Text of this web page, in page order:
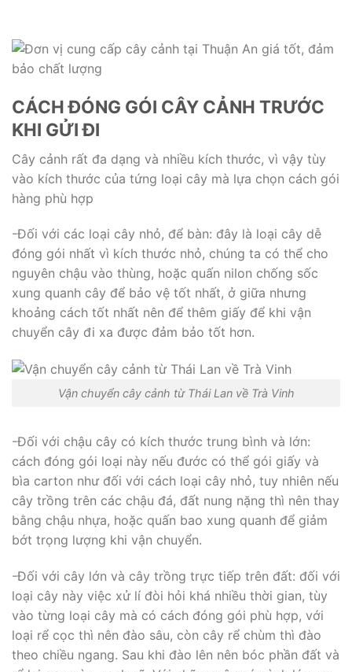
CÁCH ĐÓNG GÓI CÂY CẢNH TRƯỚC
KHI GỬI ĐI
Cây cảnh rất đa dạng và nhiều kích thước, vì vậy tùy
vào kích thước của tứng loại cây mà lựa chọn cách gói
hàng phù hợp
-Đối với các loại cây nhỏ, để bàn: đây là loại cây dễ
đóng gói nhất vì kích thước nhỏ, chúng ta có thể cho
nguyên chậu vào thùng, hoặc quấn nilon chống sốc
xung quanh cây để bảo vệ tốt nhất, ở giữa nhưng
khoảng cách tốt nhất nên để thêm giấy để khi vận
chuyển cây đi xa được đảm bảo tốt hơn.
Vận chuyển cây cảnh từ Thái Lan về Trà Vinh
-Đối với chậu cây có kích thước trung bình và lớn:
cách đóng gói loại này nếu đước có thể gói giấy và
bìa carton như đối với cách loại cây nhỏ, tuy nhiên nếu
cây trồng trên các chậu đá, đất nung nặng thì nên thay
bằng chậu nhựa, hoặc quấn bao xung quanh để giảm
bớt trọng lượng khi vận chuyển.
-Đối với cây lớn và cây trồng trực tiếp trên đất: đối với
loại cây này việc xử lí đòi hỏi khá nhiều thời gian, tùy
vào từng loại cây mà có cách đóng gói phù hợp, với
loại rể cọc thì nên đào sâu, còn cây rể chùm thì đào
theo chiều ngang. Sau khi đào lên nên bóc phần đất và